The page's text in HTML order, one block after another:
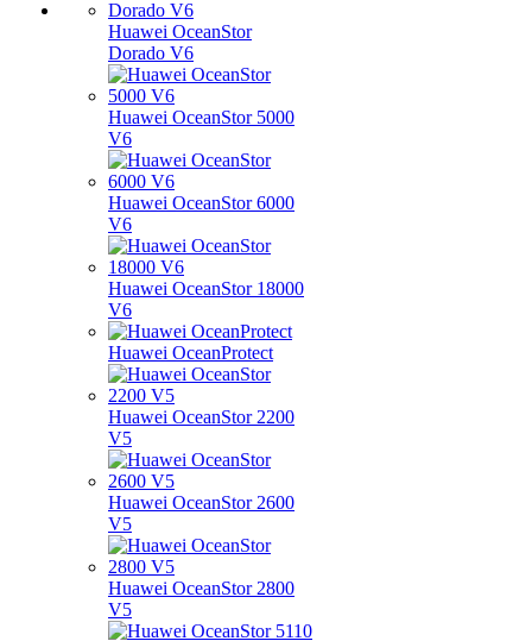
Huawei OceanStor
Dorado V6
Huawei OceanStor 5000
V6
Huawei OceanStor 6000
V6
Huawei OceanStor 18000
V6
Huawei OceanProtect
Huawei OceanStor 2200
V5
Huawei OceanStor 2600
V5
Huawei OceanStor 2800
V5